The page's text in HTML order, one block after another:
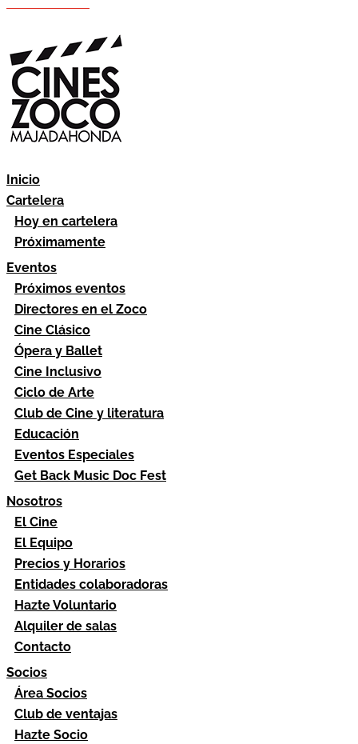
Inicio
Cartelera
Hoy en cartelera
Próximamente
Eventos
Próximos eventos
Directores en el Zoco
Cine Clásico
Ópera y Ballet
Cine Inclusivo
Ciclo de Arte
Club de Cine y literatura
Educación
Eventos Especiales
Get Back Music Doc Fest
Nosotros
El Cine
El Equipo
Precios y Horarios
Entidades colaboradoras
Hazte Voluntario
Alquiler de salas
Contacto
Socios
Área Socios
Club de ventajas
Hazte Socio